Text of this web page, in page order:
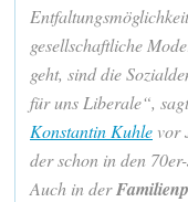
gesellschaftliche
geht, sind die
für uns Liberale“,
Konstantin Kuhle vor
der schon in den
Auch in der